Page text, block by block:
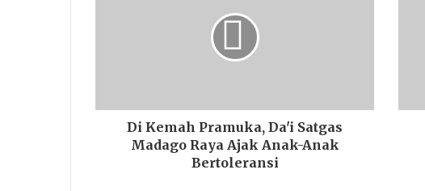
Di Kemah Pramuka, Da'i Satgas
Madago Raya Ajak Anak-Anak
Bertoleransi